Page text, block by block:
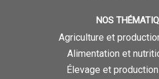
NOS
Agriculture et
Alimentation et
Élevage et